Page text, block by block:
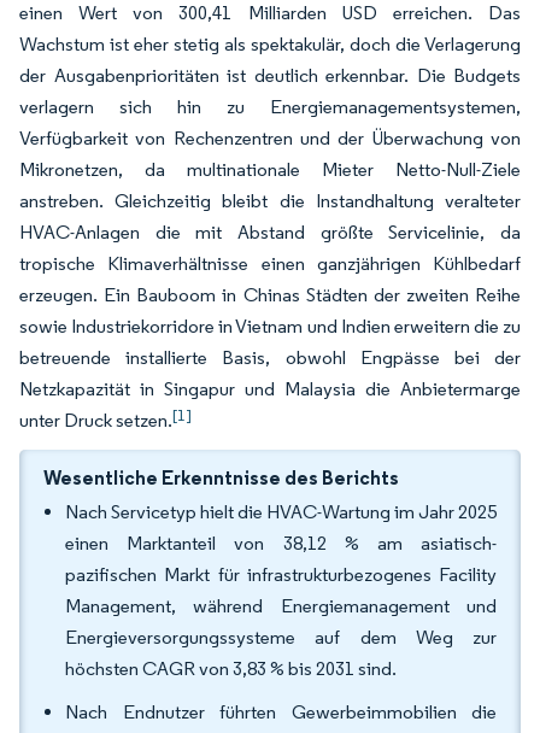
einen Wert von 300,41 Milliarden USD erreichen. Das
Wachstum ist eher stetig als spektakulär, doch die Verlagerung
der Ausgabenprioritäten ist deutlich erkennbar. Die Budgets
verlagern sich hin zu Energiemanagementsystemen,
Verfügbarkeit von Rechenzentren und der Überwachung von
Mikronetzen, da multinationale Mieter Netto-Null-Ziele
anstreben. Gleichzeitig bleibt die Instandhaltung veralteter
HVAC-Anlagen die mit Abstand größte Servicelinie, da
tropische Klimaverhältnisse einen ganzjährigen Kühlbedarf
erzeugen. Ein Bauboom in Chinas Städten der zweiten Reihe
sowie Industriekorridore in Vietnam und Indien erweitern die zu
betreuende installierte Basis, obwohl Engpässe bei der
Netzkapazität in Singapur und Malaysia die Anbietermarge
unter Druck setzen.[1]
Wesentliche Erkenntnisse des Berichts
Nach Servicetyp hielt die HVAC-Wartung im Jahr 2025
einen Marktanteil von 38,12 % am asiatisch-
pazifischen Markt für infrastrukturbezogenes Facility
Management, während Energiemanagement und
Energieversorgungssysteme auf dem Weg zur
höchsten CAGR von 3,83 % bis 2031 sind.
Nach Endnutzer führten Gewerbeimmobilien die